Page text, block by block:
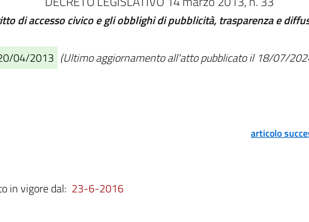
di accesso civico e gli obblighi di pubblicità, trasparenza e
04/2013 (Ultimo aggiornamento all'atto pubblicato il 18/07/
articolo
in vigore dal: 23-6-2016